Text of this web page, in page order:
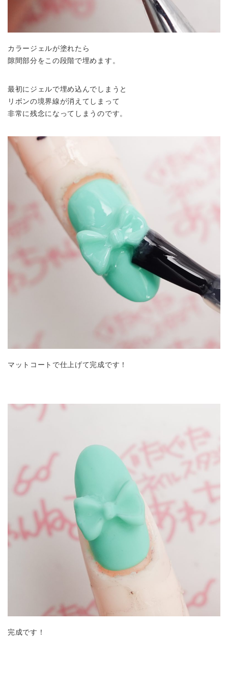
カラージェルが塗れたら
隙間部分をこの段階で埋めます。
最初にジェルで埋め込んでしまうと
リボンの境界線が消えてしまって
非常に残念になってしまうのです。
マットコートで仕上げて完成です！
完成です！